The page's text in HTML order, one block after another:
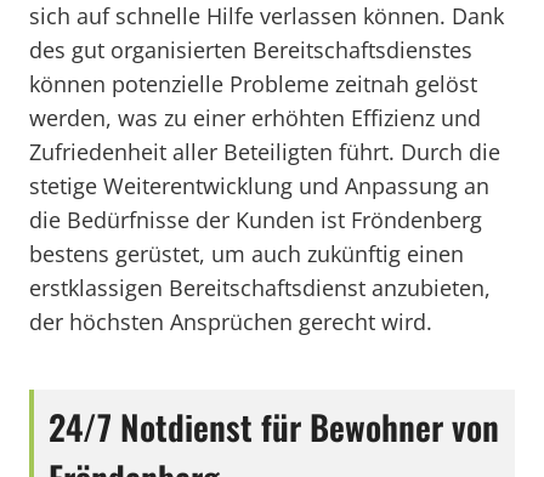
sich auf schnelle Hilfe verlassen können. Dank
des gut organisierten Bereitschaftsdienstes
können potenzielle Probleme zeitnah gelöst
werden, was zu einer erhöhten Effizienz und
Zufriedenheit aller Beteiligten führt. Durch die
stetige Weiterentwicklung und Anpassung an
die Bedürfnisse der Kunden ist Fröndenberg
bestens gerüstet, um auch zukünftig einen
erstklassigen Bereitschaftsdienst anzubieten,
der höchsten Ansprüchen gerecht wird.
24/7 Notdienst für Bewohner von